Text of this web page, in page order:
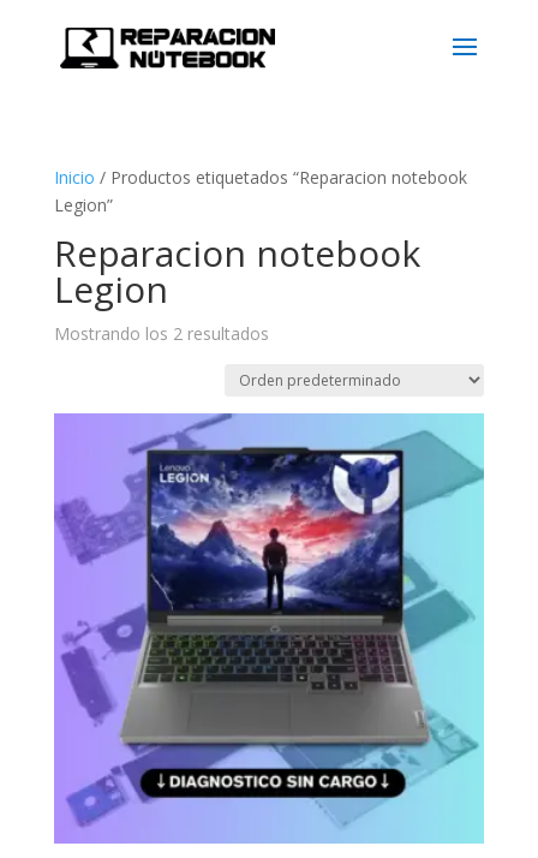
Inicio / Productos etiquetados “Reparacion notebook
Legion”
Reparacion notebook
Legion
Mostrando los 2 resultados